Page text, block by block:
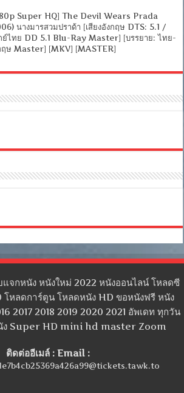
Super HQ] The Devil Wears Prada
นางมารสวมปราด้า [เสียงอังกฤษ DTS: 5.1 /
ย์ไทย DD 5.1 Blu-Ray Master] [บรรยาย: ไทย-
ฤษ Master] [MKV] [MASTER]
จกหนัง หนังใหม่ 2022 หนังออนไลน์ โหลดซี
หลดการ์ตูน โหลดหนัง HD ขอหนังฟรี หนัง
2017 2018 2019 2020 2021 อัพเดท ทุกวัน
นัง Super HD mini hd master Zoom
ติดต่ออีเมล์ : Email :